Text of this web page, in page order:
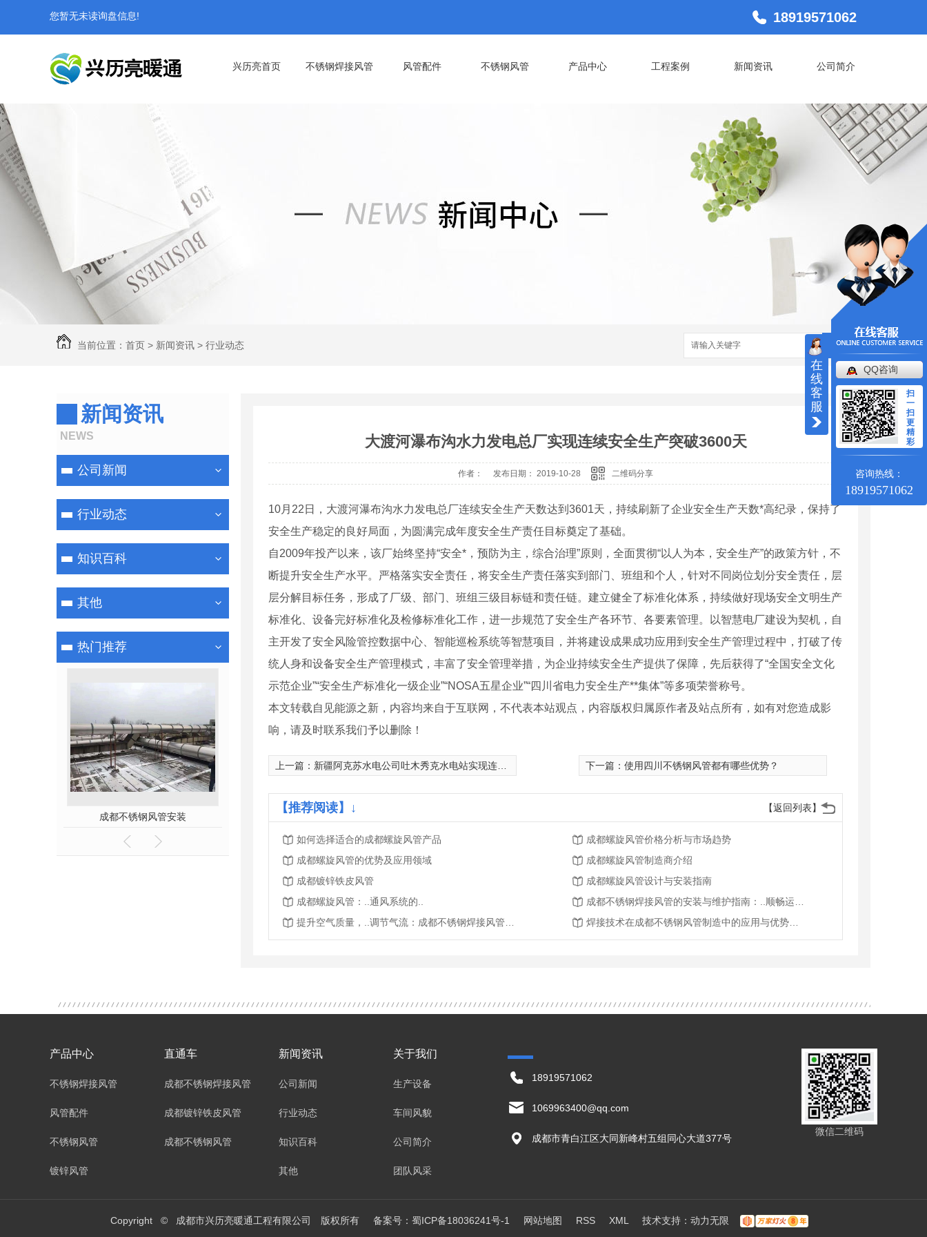
您暂无未读询盘信息! 18919571062
兴历亮首页 不锈钢焊接风管 风管配件 不锈钢风管 产品中心 工程案例 新闻资讯 公司简介
当前位置： 首页 > 新闻资讯 > 行业动态 搜索
新闻资讯
NEWS
公司新闻
行业动态
知识百科
其他
热门推荐
成都不锈钢风管安装 成都不锈钢风管
大渡河瀑布沟水力发电总厂实现连续安全生产突破3600天
作者： 发布日期： 2019-10-28 二维码分享
10月22日，大渡河瀑布沟水力发电总厂连续安全生产天数达到3601天，持续刷新了企业安全生产天数*高纪录，保持了
安全生产稳定的良好局面，为圆满完成年度安全生产责任目标奠定了基础。
自2009年投产以来，该厂始终坚持“安全*，预防为主，综合治理”原则，全面贯彻“以人为本，安全生产”的政策方针，不
断提升安全生产水平。严格落实安全责任，将安全生产责任落实到部门、班组和个人，针对不同岗位划分安全责任，层
层分解目标任务，形成了厂级、部门、班组三级目标链和责任链。建立健全了标准化体系，持续做好现场安全文明生产
标准化、设备完好标准化及检修标准化工作，进一步规范了安全生产各环节、各要素管理。以智慧电厂建设为契机，自
主开发了安全风险管控数据中心、智能巡检系统等智慧项目，并将建设成果成功应用到安全生产管理过程中，打破了传
统人身和设备安全生产管理模式，丰富了安全管理举措，为企业持续安全生产提供了保障， 先后获得了“全国安全文化
示范企业”“安全生产标准化一级企业”“NOSA五星企业”“四川省电力安全生产**集体”等多项荣誉称号。
本文转载自见能源之新，内容均来自于互联网，不代表本站观点，内容版权归属原作者及站点所有，如有对您造成影
响，请及时联系我们予以删除！
上一篇： 新疆阿克苏水电公司吐木秀克水电站实现连续安全生产3600天 下一篇： 使用四川不锈钢风管都有哪些优势？
【返回列表】
【推荐阅读】↓
如何选择适合的成都螺旋风管产品
成都螺旋风管价格分析与市场趋势
成都螺旋风管的优势及应用领域
成都螺旋风管制造商介绍
成都镀锌铁皮风管
成都螺旋风管设计与安装指南
成都螺旋风管：..通风系统的..
产品中心
不锈钢焊接风管
风管配件
不锈钢风管
镀锌风管
直通车
成都不锈钢焊接风管
成都镀锌铁皮风管
成都不锈钢风管
新闻资讯
公司新闻
行业动态
知识百科
其他
关于我们
生产设备
车间风貌
公司简介
团队风采
18919571062
1069963400@qq.com
成都市青白江区大同新峰村五组同心大道377号
微信二维码
Copyright © 成都市兴历亮暖通工程有限公司 版权所有 备案号： 蜀ICP备18036241号-1 网站地图 RSS XML 技术支持： 动力无限
在
线
客
服
QQ咨询
扫
一
扫
更
精
彩
咨询热线：
18919571062